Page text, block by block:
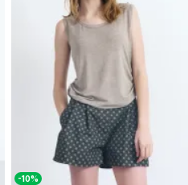
-10%